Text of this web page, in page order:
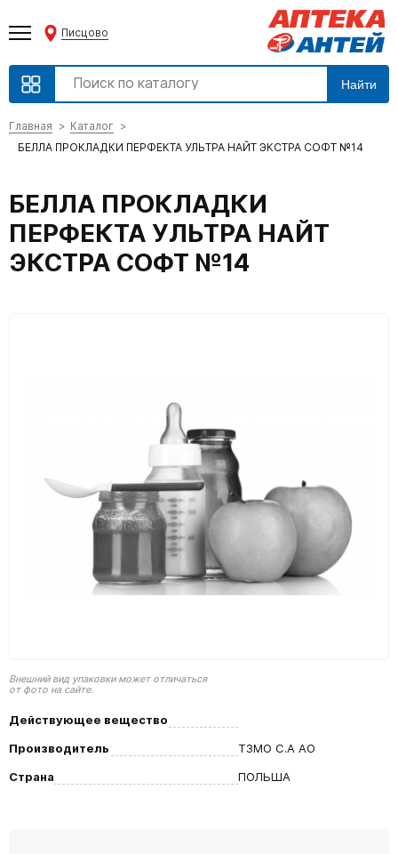
Писцово
Найти
Главная
Каталог
БЕЛЛА ПРОКЛАДКИ ПЕРФЕКТА УЛЬТРА НАЙТ ЭКСТРА СОФТ №14
БЕЛЛА ПРОКЛАДКИ
ПЕРФЕКТА УЛЬТРА НАЙТ
ЭКСТРА СОФТ №14
Внешний вид упаковки может отличаться
от фото на сайте.
Действующее вещество
Производитель
ТЗМО С.А АО
Страна
ПОЛЬША